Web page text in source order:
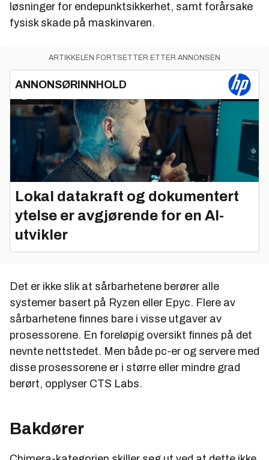
løsninger for endepunktsikkerhet, samt forårsake
fysisk skade på maskinvaren.
ARTIKKELEN FORTSETTER ETTER ANNONSEN
ANNONSØRINNHOLD
Lokal datakraft og dokumentert
ytelse er avgjørende for en AI-
utvikler
Det er ikke slik at sårbarhetene berører alle
systemer basert på Ryzen eller Epyc. Flere av
sårbarhetene finnes bare i visse utgaver av
prosessorene. En foreløpig oversikt finnes på det
nevnte nettstedet. Men både pc-er og servere med
disse prosessorene er i større eller mindre grad
berørt, opplyser CTS Labs.
Bakdører